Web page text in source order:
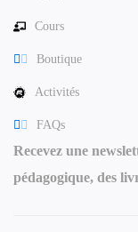
Cours
Boutique
Activités
FAQs
Recevez une
pédagogique, des